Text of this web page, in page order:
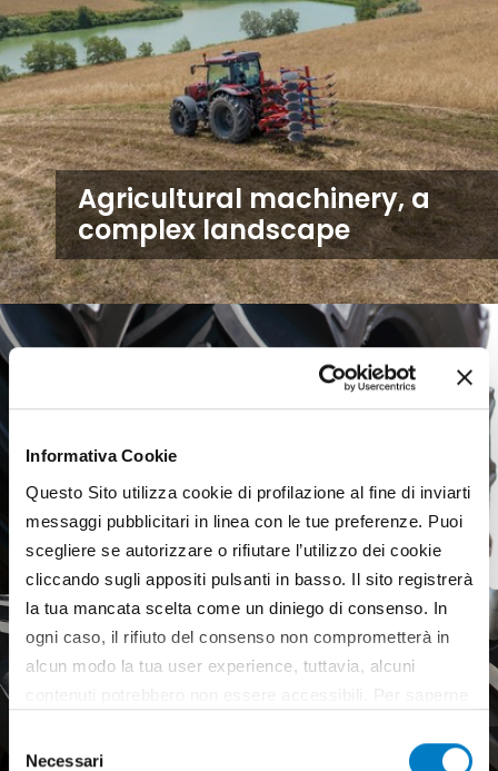
Informativa Cookie
Questo Sito utilizza cookie di profilazione al fine di inviarti
messaggi pubblicitari in linea con le tue preferenze. Puoi
scegliere se autorizzare o rifiutare l’utilizzo dei cookie
cliccando sugli appositi pulsanti in basso. Il sito registrerà
la tua mancata scelta come un diniego di consenso. In
ogni caso, il rifiuto del consenso non comprometterà in
alcun modo la tua user experience, tuttavia, alcuni
all’utilizzo di tutti, o solamente di alcuni di essi, ti
Necessari
Agricultural machinery, a
complex landscape
Agricultural tyres, a weak